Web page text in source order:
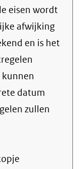
eisen wordt
afwijking
en is het
datum
zullen